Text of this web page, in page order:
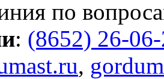
по
: (8652) 26-
,